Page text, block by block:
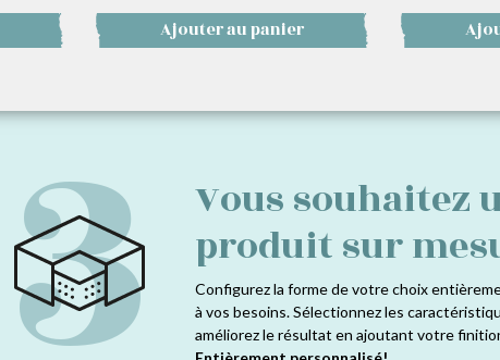
Ajouter au panier
3
Vous souhaitez
produit sur
Configurez la forme de votre choix
à vos besoins. Sélectionnez les
améliorez le résultat en ajoutant votre